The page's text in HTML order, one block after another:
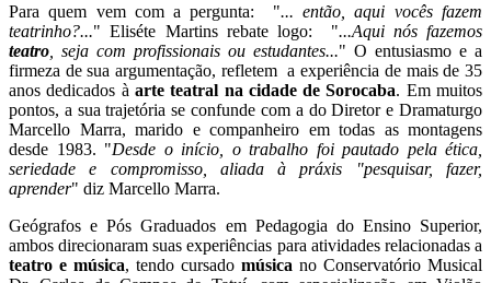
Para quem vem com a pergunta: "... então, aqui vocês fazem
teatrinho?..." Eliséte Martins rebate logo: "...Aqui nós fazemos
teatro , seja com profissionais ou estudantes..." O entusiasmo e a
firmeza de sua argumentação, refletem a experiência de mais de 35
anos dedicados à arte teatral na cidade de Sorocaba. Em muitos
pontos, a sua trajetória se confunde com a do Diretor e Dramaturgo
Marcello Marra, marido e companheiro em todas as montagens
desde 1983. "Desde o início, o trabalho foi pautado pela ética,
seriedade e compromisso, aliada à práxis "pesquisar, fazer,
aprender" diz Marcello Marra.
Geógrafos e Pós Graduados em Pedagogia do Ensino Superior,
ambos direcionaram suas experiências para atividades relacionadas a
teatro e música, tendo cursado música no Conservatório Musical